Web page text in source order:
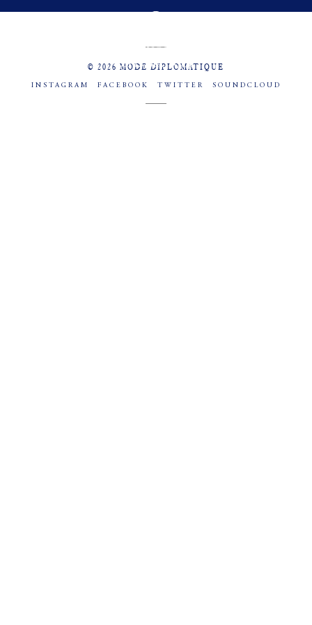
© 2026 MODE DIPLOMATIQUE
INSTAGRAM FACEBOOK TWITTER SOUNDCLOUD